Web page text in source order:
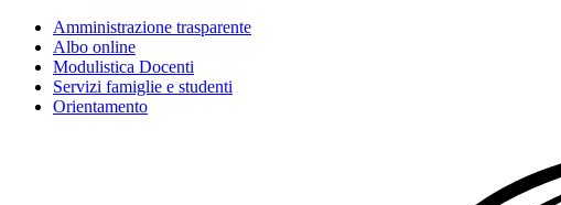
Amministrazione trasparente
Albo online
Modulistica Docenti
Servizi famiglie e studenti
Orientamento